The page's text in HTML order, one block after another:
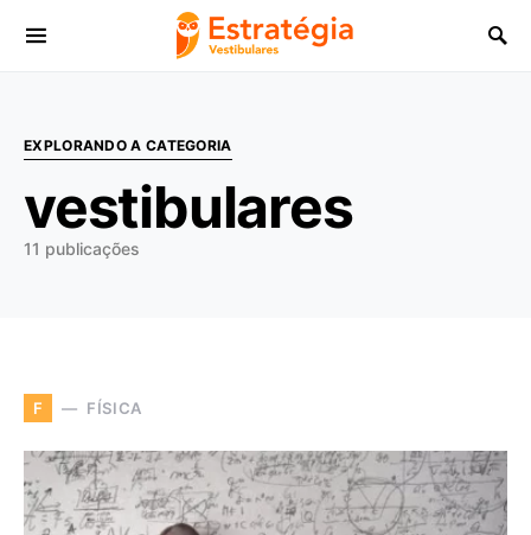
Procurar:
EXPLORANDO A CATEGORIA
vestibulares
11 publicações
F FÍSICA